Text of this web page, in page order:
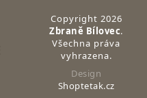
Copyright 2026
Zbraně Bílovec.
Všechna práva
vyhrazena.
Design
Shoptetak.cz